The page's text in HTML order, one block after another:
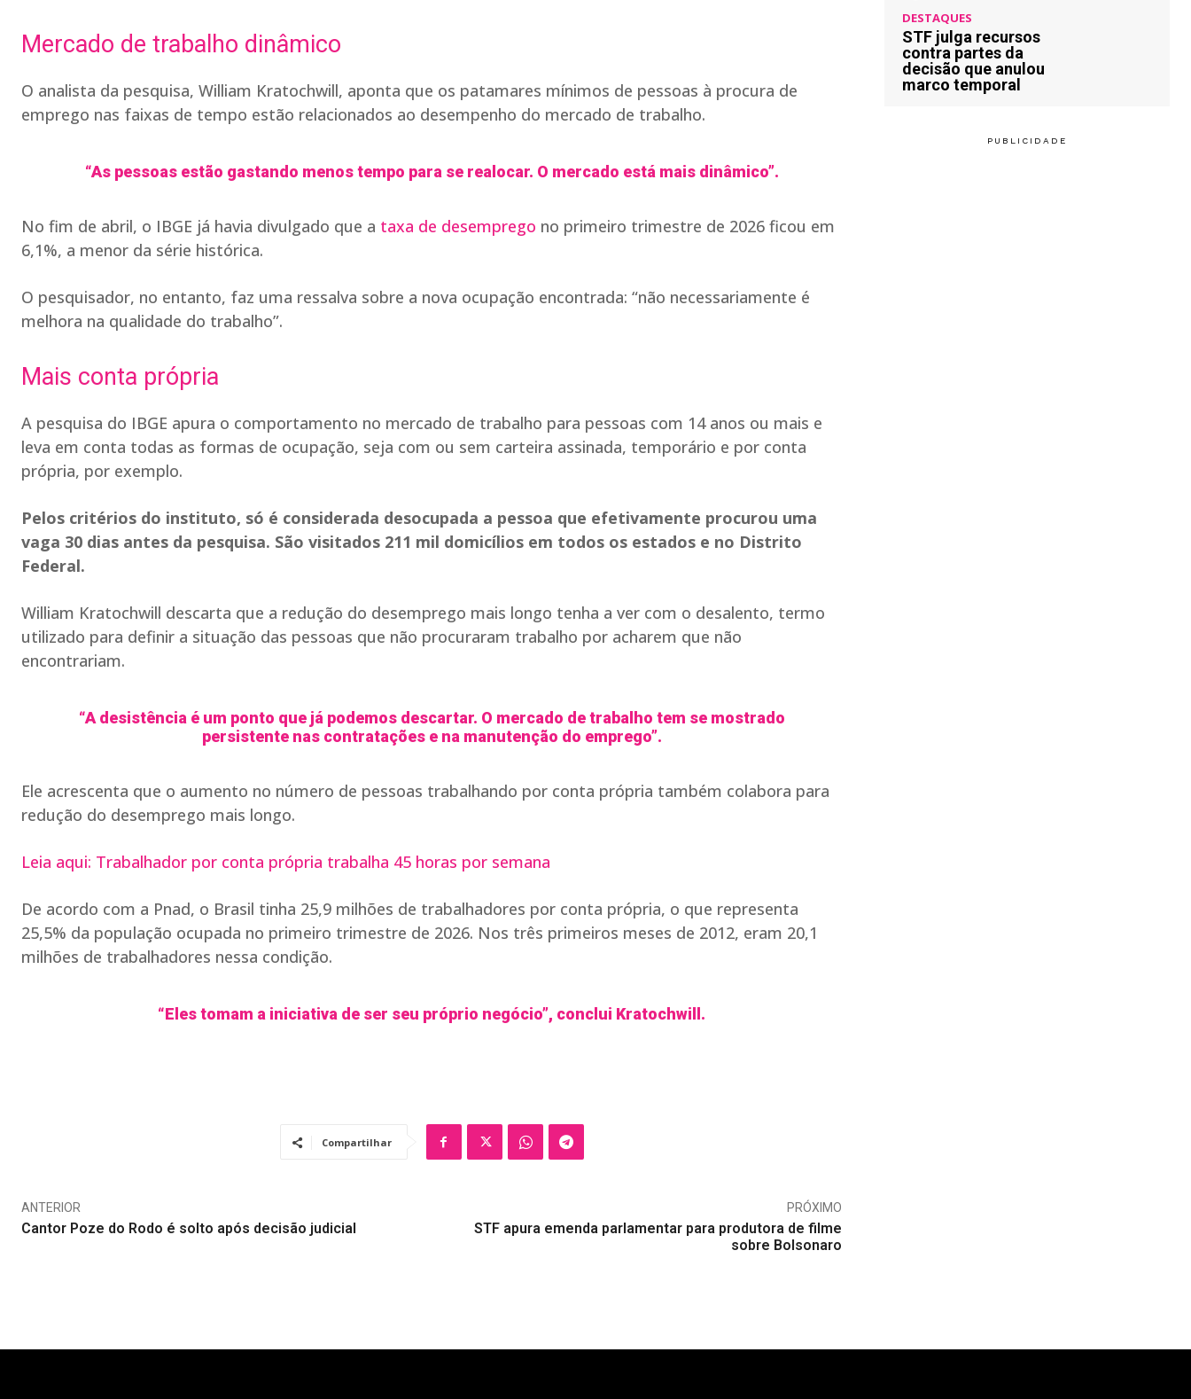
Mercado de trabalho dinâmico
O analista da pesquisa, William Kratochwill, aponta que os patamares mínimos de pessoas à procura de
emprego nas faixas de tempo estão relacionados ao desempenho do mercado de trabalho.
“As pessoas estão gastando menos tempo para se realocar. O mercado está mais dinâmico”.
No fim de abril, o IBGE já havia divulgado que a taxa de desemprego no primeiro trimestre de 2026 ficou em
6,1%, a menor da série histórica.
O pesquisador, no entanto, faz uma ressalva sobre a nova ocupação encontrada: “não necessariamente é
melhora na qualidade do trabalho”.
Mais conta própria
A pesquisa do IBGE apura o comportamento no mercado de trabalho para pessoas com 14 anos ou mais e
leva em conta todas as formas de ocupação, seja com ou sem carteira assinada, temporário e por conta
própria, por exemplo.
Pelos critérios do instituto, só é considerada desocupada a pessoa que efetivamente procurou uma
vaga 30 dias antes da pesquisa. São visitados 211 mil domicílios em todos os estados e no Distrito
Federal.
William Kratochwill descarta que a redução do desemprego mais longo tenha a ver com o desalento, termo
utilizado para definir a situação das pessoas que não procuraram trabalho por acharem que não
encontrariam.
“A desistência é um ponto que já podemos descartar. O mercado de trabalho tem se mostrado
persistente nas contratações e na manutenção do emprego”.
Ele acrescenta que o aumento no número de pessoas trabalhando por conta própria também colabora para
redução do desemprego mais longo.
Leia aqui: Trabalhador por conta própria trabalha 45 horas por semana
De acordo com a Pnad, o Brasil tinha 25,9 milhões de trabalhadores por conta própria, o que representa
25,5% da população ocupada no primeiro trimestre de 2026. Nos três primeiros meses de 2012, eram 20,1
milhões de trabalhadores nessa condição.
“Eles tomam a iniciativa de ser seu próprio negócio”, conclui Kratochwill.
Compartilhar
ANTERIOR
Cantor Poze do Rodo é solto após decisão judicial
PRÓXIMO
STF apura emenda parlamentar para produtora de filme
sobre Bolsonaro
DESTAQUES
STF julga recursos
contra partes da
decisão que anulou
marco temporal